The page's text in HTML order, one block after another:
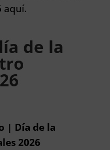
aquí.
de la
| Día de la
2026